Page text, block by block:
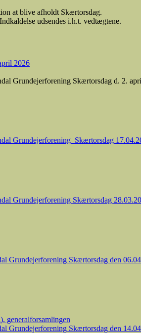
at blive afholdt Skærtorsdag.
udsendes i.h.t. vedtægtene.
2026
Grundejerforening Skærtorsdag d. 2.
Grundejerforening Skærtorsdag
Grundejerforening Skærtorsdag
Grundejerforening Skærtorsdag den
generalforsamlingen
Grundejerforening Skærtorsdag den